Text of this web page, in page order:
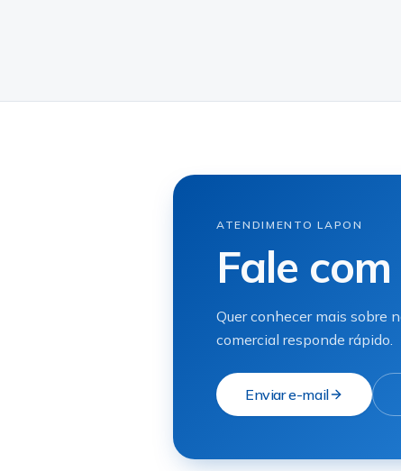
ATENDIMENTO LAPON
Fale
Quer conhecer mais sobre
comercial responde rápido.
Enviar e-mail